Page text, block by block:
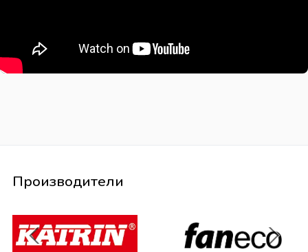
Производители